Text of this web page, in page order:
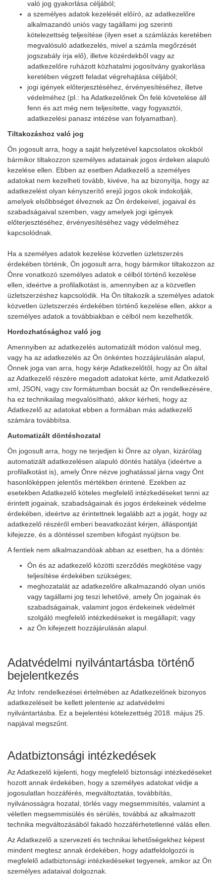
való jog gyakorlása céljából;
a személyes adatok kezelését előíró, az adatkezelőre
alkalmazandó uniós vagy tagállami jog szerinti
kötelezettség teljesítése (ilyen eset a számlázás keretében
megvalósuló adatkezelés, mivel a számla megőrzését
jogszabály írja elő), illetve közérdekből vagy az
adatkezelőre ruházott közhatalmi jogosítvány gyakorlása
keretében végzett feladat végrehajtása céljából;
jogi igények előterjesztéséhez, érvényesítéséhez, illetve
védelméhez (pl.: ha Adatkezelőnek Ön felé követelése áll
fenn és azt még nem teljesítette, vagy fogyasztói,
adatkezelési panasz intézése van folyamatban).
Tiltakozáshoz való jog
Ön jogosult arra, hogy a saját helyzetével kapcsolatos okokból
bármikor tiltakozzon személyes adatainak jogos érdeken alapuló
kezelése ellen. Ebben az esetben Adatkezelő a személyes
adatokat nem kezelheti tovább, kivéve, ha az bizonyítja, hogy az
adatkezelést olyan kényszerítő erejű jogos okok indokolják,
amelyek elsőbbséget élveznek az Ön érdekeivel, jogaival és
szabadságaival szemben, vagy amelyek jogi igények
előterjesztéséhez, érvényesítéséhez vagy védelméhez
kapcsolódnak.
Ha a személyes adatok kezelése közvetlen üzletszerzés
érdekében történik, Ön jogosult arra, hogy bármikor tiltakozzon az
Önre vonatkozó személyes adatok e célból történő kezelése
ellen, ideértve a profilalkotást is, amennyiben az a közvetlen
üzletszerzéshez kapcsolódik. Ha Ön tiltakozik a személyes adatok
közvetlen üzletszerzés érdekében történő kezelése ellen, akkor a
személyes adatok a továbbiakban e célból nem kezelhetők.
Hordozhatósághoz való jog
Amennyiben az adatkezelés automatizált módon valósul meg,
vagy ha az adatkezelés az Ön önkéntes hozzájárulásán alapul,
Önnek joga van arra, hogy kérje Adatkezelőtől, hogy az Ön által
az Adatkezelő részére megadott adatokat kérte, amit Adatkezelő
xml, JSON, vagy csv formátumban bocsát az Ön rendelkezésére,
ha ez technikailag megvalósítható, akkor kérheti, hogy az
Adatkezelő az adatokat ebben a formában más adatkezelő
számára továbbítsa.
Automatizált döntéshozatal
Ön jogosult arra, hogy ne terjedjen ki Önre az olyan, kizárólag
automatizált adatkezelésen alapuló döntés hatálya (ideértve a
profilalkotást is), amely Önre nézve joghatással járna vagy Önt
hasonlóképpen jelentős mértékben érintené. Ezekben az
esetekben Adatkezelő köteles megfelelő intézkedéseket tenni az
érintett jogainak, szabadságainak és jogos érdekeinek védelme
érdekében, ideértve az érintettnek legalább azt a jogát, hogy az
adatkezelő részéről emberi beavatkozást kérjen, álláspontját
kifejezze, és a döntéssel szemben kifogást nyújtson be.
A fentiek nem alkalmazandóak abban az esetben, ha a döntés:
Ön és az adatkezelő közötti szerződés megkötése vagy
teljesítése érdekében szükséges;
meghozatalát az adatkezelőre alkalmazandó olyan uniós
vagy tagállami jog teszi lehetővé, amely Ön jogainak és
szabadságainak, valamint jogos érdekeinek védelmét
szolgáló megfelelő intézkedéseket is megállapít; vagy
az Ön kifejezett hozzájárulásán alapul.
Adatvédelmi nyilvántartásba történő
bejelentkezés
Az Infotv. rendelkezései értelmében az Adatkezelőnek bizonyos
adatkezeléseit be kellett jelentenie az adatvédelmi
nyilvántartásba. Ez a bejelentési kötelezettség 2018. május 25.
napjával megszűnt.
Adatbiztonsági intézkedések
Az Adatkezelő kijelenti, hogy megfelelő biztonsági intézkedéseket
hozott annak érdekében, hogy a személyes adatokat védje a
jogosulatlan hozzáférés, megváltoztatás, továbbítás,
nyilvánosságra hozatal, törlés vagy megsemmisítés, valamint a
véletlen megsemmisülés és sérülés, továbbá az alkalmazott
technika megváltozásából fakadó hozzáférhetetlenné válás ellen.
Az Adatkezelő a szervezeti és technikai lehetőségekhez képest
mindent megtesz annak érdekében, hogy adatfeldolgozói is
megfelelő adatbiztonsági intézkedéseket tegyenek, amikor az Ön
személyes adataival dolgoznak.